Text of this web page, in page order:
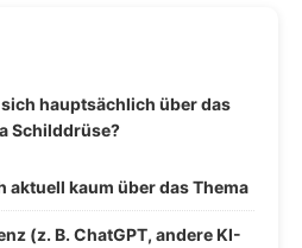
hauptsächlich über das
Schilddrüse?
aktuell kaum über das Thema
(z. B. ChatGPT, andere KI-